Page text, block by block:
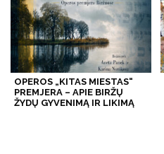
OPEROS „KITAS MIESTAS“
PREMJERA – APIE BIRŽŲ
ŽYDŲ GYVENIMĄ IR LIKIMĄ